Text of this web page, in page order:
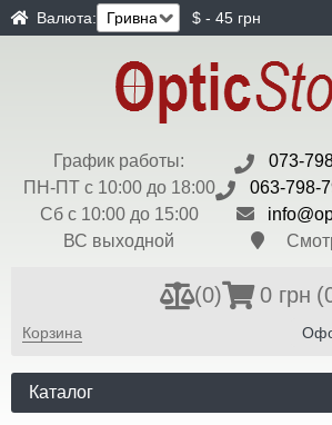
Валюта: $ - 45 грн
График работы:
ПН-ПТ с 10:00 до 18:00
Сб с 10:00 до 15:00
ВС выходной
073-
063-798-
(0) 0 грн
Корзина
Каталог